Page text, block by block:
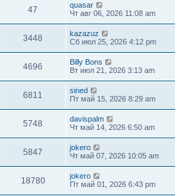
47
quasar
Чт авг 06, 2026 11:08 am
3448
kazazuz
Сб июл 25, 2026 4:12 pm
4696
Billy Bons
Вт июл 21, 2026 3:13 am
6811
sined
Пт май 15, 2026 8:29 am
5748
davispalm
Чт май 14, 2026 6:50 am
5847
jokero
Чт май 07, 2026 10:05 am
18780
jokero
Пт май 01, 2026 6:43 pm